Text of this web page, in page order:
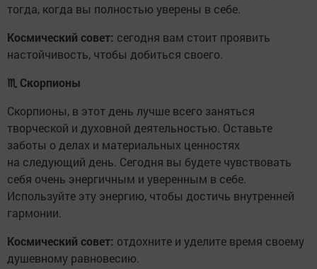
тогда, когда вы полностью уверены в себе.
Космический совет: сегодня вам стоит проявить
настойчивость, чтобы добиться своего.
♏ Скорпионы
Скорпионы, в этот день лучше всего заняться
творческой и духовной деятельностью. Оставьте
заботы о делах и материальных ценностях
на следующий день. Сегодня вы будете чувствовать
себя очень энергичным и уверенным в себе.
Используйте эту энергию, чтобы достичь внутренней
гармонии.
Космический совет: отдохните и уделите время своему
душевному равновесию.